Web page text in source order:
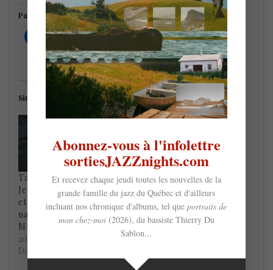
Partager c'est soutenir !
Similaire
Tales from Within de
Jean-Nicolas Trottier
et L’Orchestre
national de jazz de
Mtl, le 23 janvier
20 janvier 2021
Dans "Primeurs"
Octaèdre – Jean-
Nicolas Trottier,
Yannick Rieu, Edgar
Bori et l’Orchestre
national de jazz de Mtl
(27 mars)
Dans "Primeurs"
Abonnez-vous à l'infolettre
sortiesJAZZnights.com
Et recevez chaque jeudi toutes les nouvelles de la
grande famille du jazz du Québec et d'ailleurs
incluant nos chronique d'albums, tel queportraits de
mon chez-moi (2026), du bassiste Thierry Du
Sablon...